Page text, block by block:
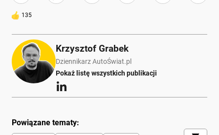
135
Krzysztof Grabek
Dziennikarz AutoŚwiat.pl
Pokaż listę wszystkich publikacji
Powiązane tematy: